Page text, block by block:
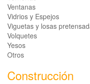
Ventanas
Vidrios y Espejos
Viguetas y losas
Volquetes
Yesos
Otros
Construcción